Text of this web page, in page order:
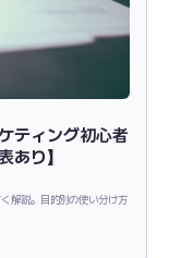
ティング初心者
あり】
解説。目的別の使い分け方